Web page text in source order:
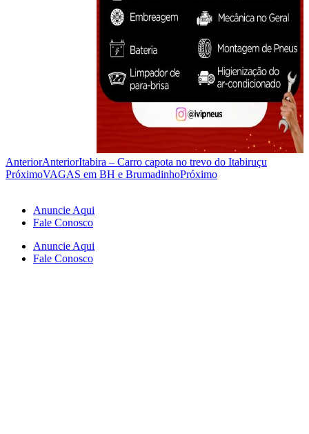
AnteriorAnteriorItabira – Carro capota no trevo do Itabiruçu
PróximoVAGAS em BH e BrumadinhoPróximo
Anuncie Aqui
Fale Conosco
Anuncie Aqui
Fale Conosco